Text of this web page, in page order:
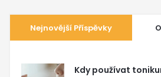
Nejnovější Příspěvky
Kdy používat